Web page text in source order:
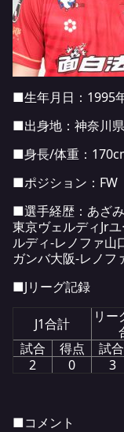
■生年月日：1995
■出身地：神奈川県
■身長/体重：
■ポジション：FW
■選手経歴：あざ
東京ヴェルディJr
ルディ-レノファ山
ガンバ大阪-レノフ
■Jリーグ記録
J1合計
リー
試合
得点 試合
2
0 3
■コメント